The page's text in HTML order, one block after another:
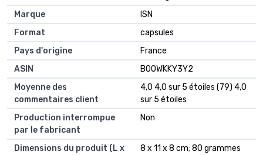
Marque
‎ISN
Format
‎capsules
Pays d'origine
‎France
ASIN
B00WKKY3Y2
Moyenne des
commentaires client
4,0 4,0 sur 5 étoiles (79) 4,0
sur 5 étoiles
Production interrompue
par le fabricant
Non
Dimensions du produit (L x
8 x 11 x 8 cm; 80 grammes